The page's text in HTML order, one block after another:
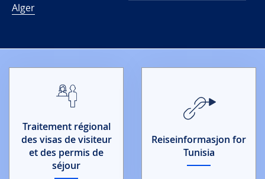
Alger
Traitement régional
des visas de visiteur
et des permis de
séjour
Reiseinformasjon for
Tunisia